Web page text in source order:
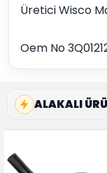
Üretici Wisco
Oem No
ALAKALI